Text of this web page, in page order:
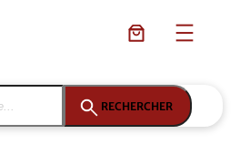
RECHERCHER